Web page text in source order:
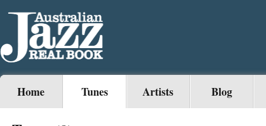
Home Tunes Artists Blog